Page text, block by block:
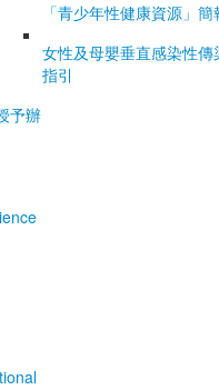
「青少年性健康資源」簡
女性及母嬰垂直感染性
指引
予辦